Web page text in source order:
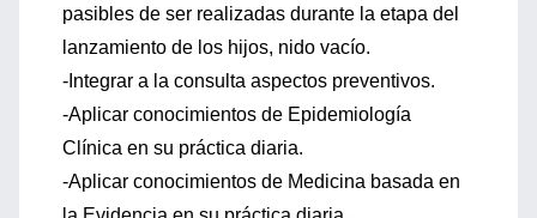
pasibles de ser realizadas durante la etapa del
lanzamiento de los hijos, nido vacío.
-Integrar a la consulta aspectos preventivos.
-Aplicar conocimientos de Epidemiología
Clínica en su práctica diaria.
-Aplicar conocimientos de Medicina basada en